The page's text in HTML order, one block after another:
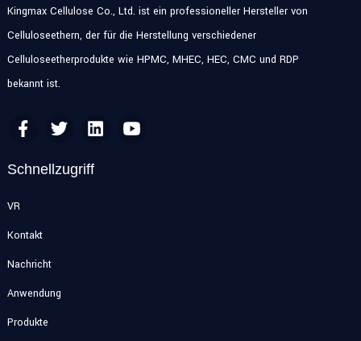
Kingmax Cellulose Co., Ltd. ist ein professioneller Hersteller von
Celluloseethern, der für die Herstellung verschiedener
Celluloseetherprodukte wie HPMC, MHEC, HEC, CMC und RDP
bekannt ist.
Schnellzugriff
VR
Kontakt
Nachricht
Anwendung
Produkte